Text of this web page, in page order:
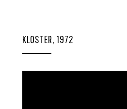
KLOSTER, 1972